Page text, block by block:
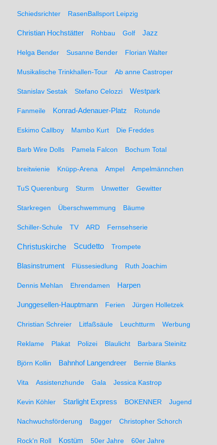
Schiedsrichter RasenBallsport Leipzig
Christian Hochstätter Rohbau Golf Jazz
Helga Bender Susanne Bender Florian Walter
Musikalische Trinkhallen-Tour Ab anne Castroper
Stanislav Sestak Stefano Celozzi Westpark
Fanmeile Konrad-Adenauer-Platz Rotunde
Eskimo Callboy Mambo Kurt Die Freddes
Barb Wire Dolls Pamela Falcon Bochum Total
breitwienie Knüpp-Arena Ampel Ampelmännchen
TuS Querenburg Sturm Unwetter Gewitter
Starkregen Überschwemmung Bäume
Schiller-Schule TV ARD Fernsehserie
Christuskirche Scudetto Trompete
Blasinstrument Flüssesiedlung Ruth Joachim
Dennis Mehlan Ehrendamen Harpen
Junggesellen-Hauptmann Ferien Jürgen Holletzek
Christian Schreier Litfaßsäule Leuchtturm Werbung
Reklame Plakat Polizei Blaulicht Barbara Steinitz
Björn Kollin Bahnhof Langendreer Bernie Blanks
Vita Assistenzhunde Gala Jessica Kastrop
Kevin Köhler Starlight Express BOKENNER Jugend
Nachwuchsförderung Bagger Christopher Schorch
Rock'n Roll Kostüm 50er Jahre 60er Jahre